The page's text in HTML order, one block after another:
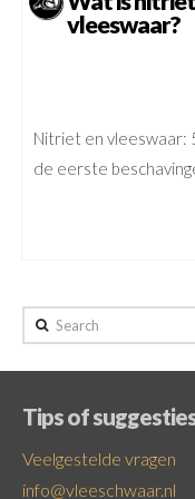
vleeswaar?
Nitriet en vleeswaar:
de eerste
Search
Tips of
Veelgestelde vragen
info@vleeschwaar.nl